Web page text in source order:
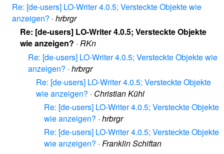
Re: [de-users] LO-Writer 4.0.5; Versteckte Objekte wie
anzeigen? · hrbrgr
Re: [de-users] LO-Writer 4.0.5; Versteckte Objekte
wie anzeigen? · RKn
Re: [de-users] LO-Writer 4.0.5; Versteckte Objekte wie
anzeigen? · hrbrgr
Re: [de-users] LO-Writer 4.0.5; Versteckte Objekte
wie anzeigen? · Christian Kühl
Re: [de-users] LO-Writer 4.0.5; Versteckte Objekte
wie anzeigen? · hrbrgr
Re: [de-users] LO-Writer 4.0.5; Versteckte Objekte
wie anzeigen? · Franklin Schiftan